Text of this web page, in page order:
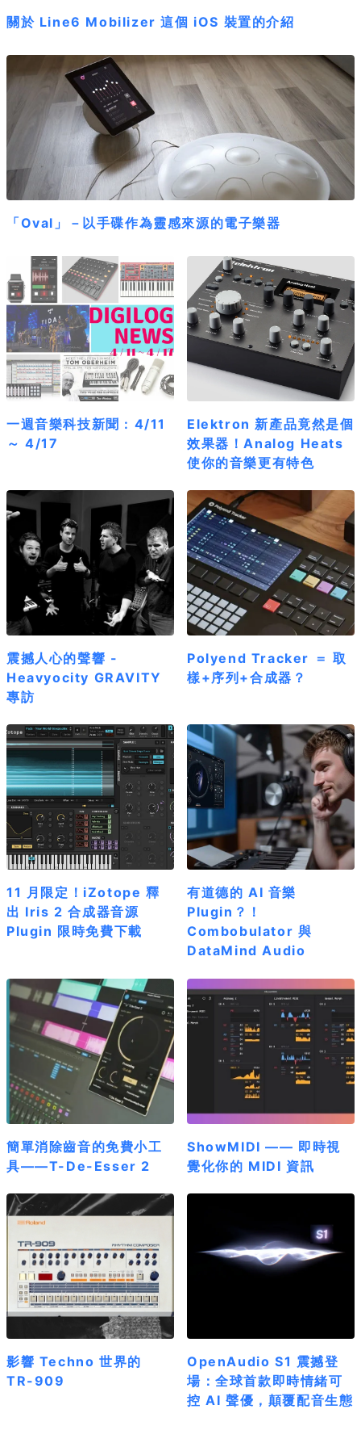
關於 Line6 Mobilizer 這個 iOS 裝置的介紹
「Oval」－以手碟作為靈感來源的電子樂器
一週音樂科技新聞 : 4/11
～ 4/17
Elektron 新產品竟然是個
效果器！Analog Heats
使你的音樂更有特色
震撼人心的聲響 -
Heavyocity GRAVITY
專訪
Polyend Tracker ＝ 取
樣+序列+合成器？
11 月限定！iZotope 釋
出 Iris 2 合成器音源
Plugin 限時免費下載
有道德的 AI 音樂
Plugin？！
Combobulator 與
DataMind Audio
簡單消除齒音的免費小工
具——T-De-Esser 2
ShowMIDI —— 即時視
覺化你的 MIDI 資訊
影響 Techno 世界的
TR-909
OpenAudio S1 震撼登
場：全球首款即時情緒可
控 AI 聲優，顛覆配音生態